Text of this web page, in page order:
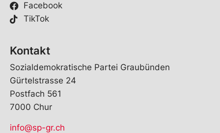
Facebook
TikTok
Kontakt
Sozialdemokratische Partei Graubünden
Gürtelstrasse 24
Postfach 561
7000 Chur
info@sp-gr.ch